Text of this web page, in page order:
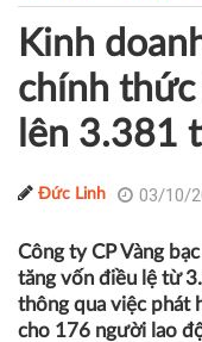
Kinh
chính
lên 3.381
Đức Linh 03/10/
Công ty CP Vàng
tăng vốn điều lệ từ
thông qua việc phát
cho 176 người lao